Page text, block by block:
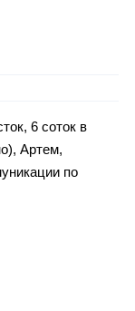
6 соток в
Артем,
по